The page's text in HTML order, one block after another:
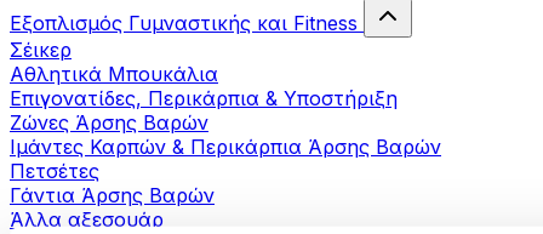
Εξοπλισμός Γυμναστικής και Fitness
Σέικερ
Αθλητικά Μπουκάλια
Επιγονατίδες, Περικάρπια & Υποστήριξη
Ζώνες Άρσης Βαρών
Ιμάντες Καρπών & Περικάρπια Άρσης Βαρών
Πετσέτες
Γάντια Άρσης Βαρών
Άλλα αξεσουάρ